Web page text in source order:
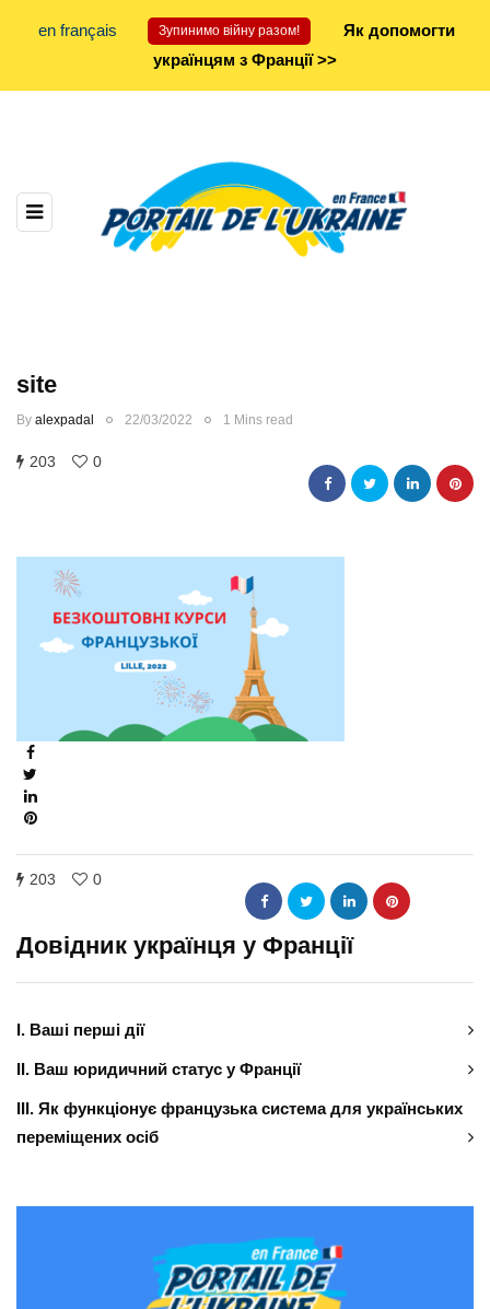
en français Зупинимо війну разом!
Як допомогти
українцям з Франції >>
site
By alexpadal 22/03/2022 1 Mins read
203 0
203 0
Довідник українця у Франції
І. Ваші перші дії
ІІ. Ваш юридичний статус у Франції
ІІІ. Як функціонує французька система для українських
переміщених осіб